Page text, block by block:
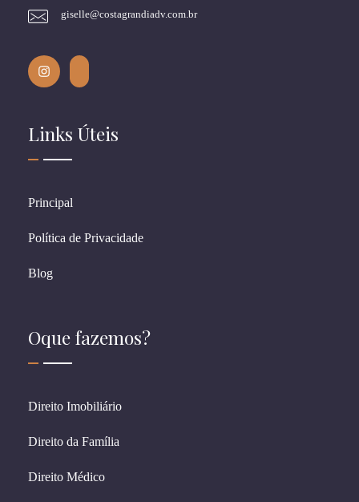
giselle@costagrandiadv.com.br
Links Úteis
Principal
Política de Privacidade
Blog
Oque fazemos?
Direito Imobiliário
Direito da Família
Direito Médico